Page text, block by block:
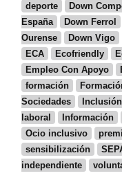
deporte
Down
España
Down Ferrol
Ourense
Down Vigo
ECA
Ecofriendly
Empleo Con Apoyo
formación
Sociedades
Inclusión
laboral
Información
Ocio inclusivo
sensibilización
independiente